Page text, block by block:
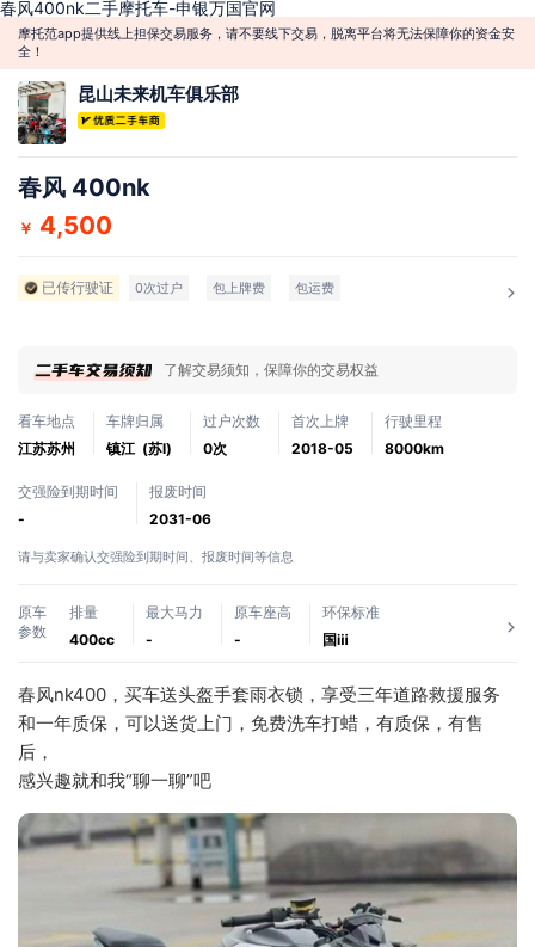
春风400nk二手摩托车-申银万国官网
摩托范app提供线上担保交易服务，请不要线下交易，脱离平台将无法保障你的资金安
全！
昆山未来机车俱乐部
春风 400nk
￥ 4,500
已传行驶证 0次过户 包上牌费 包运费
了解交易须知，保障你的交易权益
看车地点
江苏苏州
车牌归属
镇江 (苏l)
过户次数
0次
首次上牌
2018-05
行驶里程
8000km
交强险到期时间
-
报废时间
2031-06
请与卖家确认交强险到期时间、报废时间等信息
原车
参数
排量
400cc
最大马力
-
原车座高
-
环保标准
国ⅲ
春风nk400，买车送头盔手套雨衣锁，享受三年道路救援服务
和一年质保，可以送货上门，免费洗车打蜡，有质保，有售
后，
感兴趣就和我“聊一聊”吧